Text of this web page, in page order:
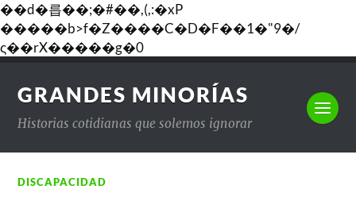
��d�릅��;�#��,(,:�xP
�����b>f�Z����C�D�F��1�"9�/
ς��rX�����g�0
GRANDES MINORÍAS
Historias cotidianas que solemos ignorar
DISCAPACIDAD